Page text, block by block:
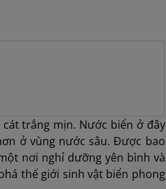
trắng mịn. Nước biển ở đây
ở vùng nước sâu. Được bao
nơi nghỉ dưỡng yên bình và
thế giới sinh vật biển phong